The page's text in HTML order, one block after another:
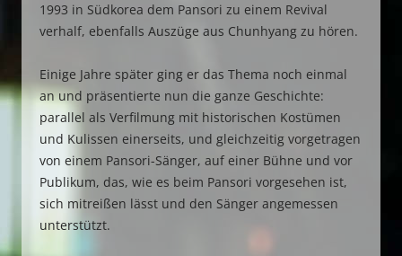
1993 in Südkorea dem Pansori zu einem Revival
verhalf, ebenfalls Auszüge aus Chunhyang zu hören.
Einige Jahre später ging er das Thema noch einmal
an und präsentierte nun die ganze Geschichte:
parallel als Verfilmung mit historischen Kostümen
und Kulissen einerseits, und gleichzeitig vorgetragen
von einem Pansori-Sänger, auf einer Bühne und vor
Publikum, das, wie es beim Pansori vorgesehen ist,
sich mitreißen lässt und den Sänger angemessen
unterstützt.